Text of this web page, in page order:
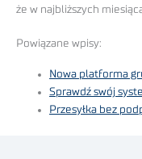
że w najbliższych
Powiązane wpisy:
Nowa platforma
Sprawdź swój
Przesyłka bez